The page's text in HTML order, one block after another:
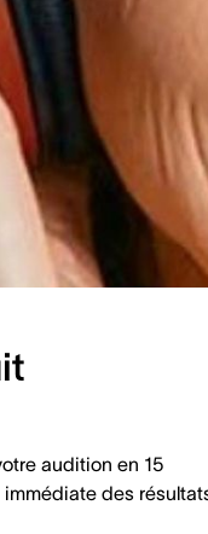
audition en 15
des